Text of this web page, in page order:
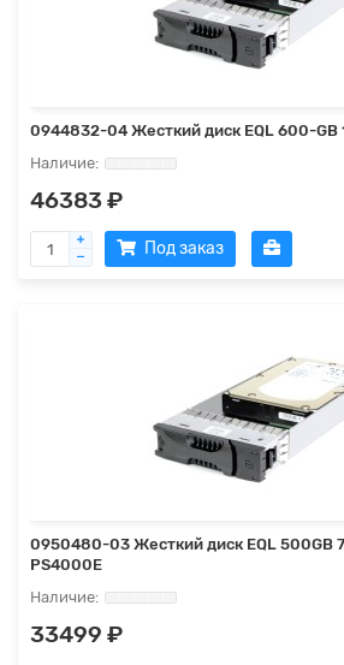
0944832-04 Жесткий диск EQL 600-GB
46383 ₽
Под заказ
0950480-03 Жесткий диск EQL 500GB
PS4000E
33499 ₽